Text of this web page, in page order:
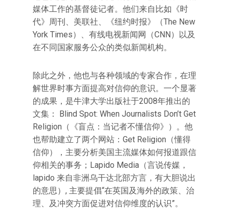
媒体工作的基督徒记者。他们来自比如《时
代》周刊、美联社、《纽约时报》（The New
York Times）、有线电视新闻网（CNN）以及
在不同国家服务公众的类似新闻机构。
除此之外，他也与各种领域的专家合作，在理
解世界时事方面提高对信仰的意识。一个显著
的成果，是牛津大学出版社于2008年推出的
文集： Blind Spot: When Journalists Don’t Get
Religion（《盲点：当记者不懂信仰》）。他
也帮助建立了两个网站：Get Religion（懂得
信仰），主要分析美国主流媒体如何报道跟信
仰相关的事务；Lapido Media（言说传媒，
lapido 来自非洲乌干达北部方言，有大胆说出
的意思）, 主要提倡“在英国及海外的政策、治
理、及冲突方面促进对信仰维度的认识”。